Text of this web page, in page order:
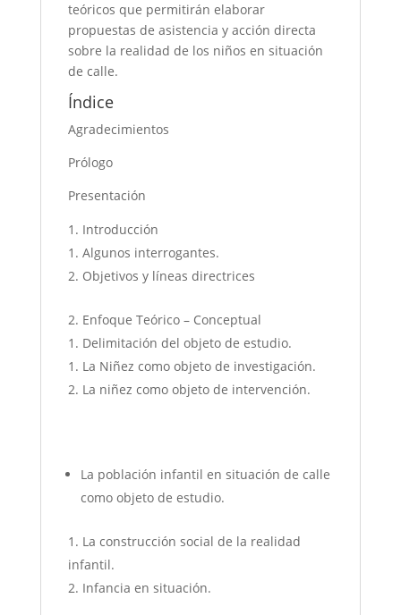
teóricos que permitirán elaborar
propuestas de asistencia y acción directa
sobre la realidad de los niños en situación
de calle.
Índice
Agradecimientos
Prólogo
Presentación
Introducción
Algunos interrogantes.
Objetivos y líneas directrices
Enfoque Teórico – Conceptual
Delimitación del objeto de estudio.
La Niñez como objeto de investigación.
La niñez como objeto de intervención.
La población infantil en situación de calle
como objeto de estudio.
La construcción social de la realidad
infantil.
Infancia en situación.